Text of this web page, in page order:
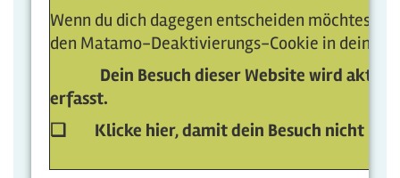
Wenn du dich dagegen entscheiden möchtest,
den Matamo-Deaktivierungs-Cookie in deinem
Dein Besuch dieser Website wird aktuell
erfasst.
❏ Klicke hier, damit dein Besuch nicht